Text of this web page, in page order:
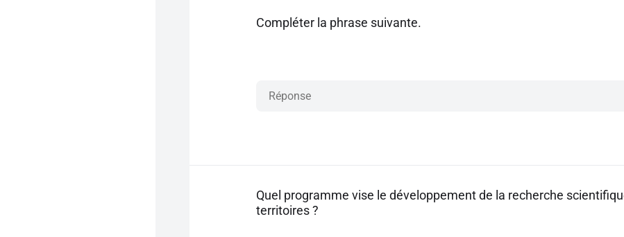
Compléter la phrase suivante.
Quel programme vise le développement de la recherche
territoires ?